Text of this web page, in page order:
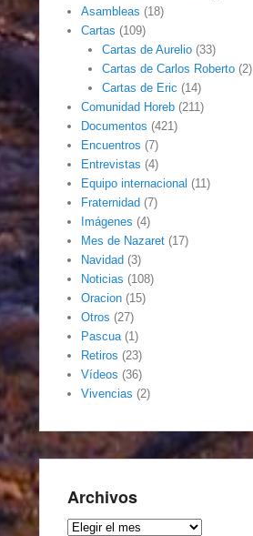
Asambleas (18)
Cartas (109)
Cartas de Aurelio(33)
Cartas de Carlos Roberto(2)
Cartas de Eric (14)
Comunidad Horeb (211)
Documentos (421)
Encuentros (7)
Entrevistas (4)
Equipo internacional (11)
Fraternidad (7)
Imágenes (4)
Mes de Nazaret (17)
Navidad (3)
Noticias (108)
Oracion (15)
Otros (27)
Pascua(1)
Retiros (23)
Vídeos (36)
Vivencias (2)
Archivos
Archivos